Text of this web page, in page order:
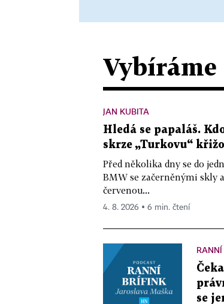
Vybíráme
JAN KUBITA
Hledá se papaláš.
skrze „Turkovu“
Před několika dny se do
BMW se začerněnými skly
červenou...
4. 8. 2026 ▪ 6 min. čtení
se